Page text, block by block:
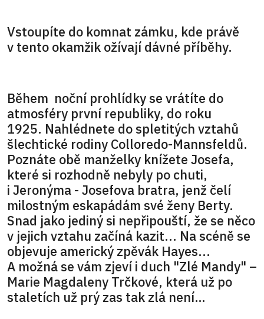
Vstoupíte do komnat zámku, kde právě
v tento okamžik ožívají dávné příběhy.
Během noční prohlídky se vrátíte do
atmosféry první republiky, do roku
1925. Nahlédnete do spletitých vztahů
šlechtické rodiny Colloredo-Mannsfeldů.
Poznáte obě manželky knížete Josefa,
které si rozhodně nebyly po chuti,
i Jeronýma - Josefova bratra, jenž čelí
milostným eskapádám své ženy Berty.
Snad jako jediný si nepřipouští, že se něco
v jejich vztahu začíná kazit... Na scéně se
objevuje americký zpěvák Hayes...
A možná se vám zjeví i duch "Zlé Mandy" –
Marie Magdaleny Trčkové, která už po
staletích už prý zas tak zlá není…